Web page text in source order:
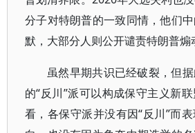
分子对特朗普的一致同情，他们
默，大部分人则公开谴责特朗普煽
虽然早期共识已经破裂，但
的“反川”派可以构成保守主义新
看，各保守派并没有因“反川”而